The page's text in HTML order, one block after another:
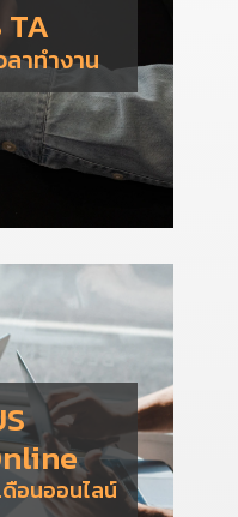
TA
ลาทำงาน
ดือนออนไลน์